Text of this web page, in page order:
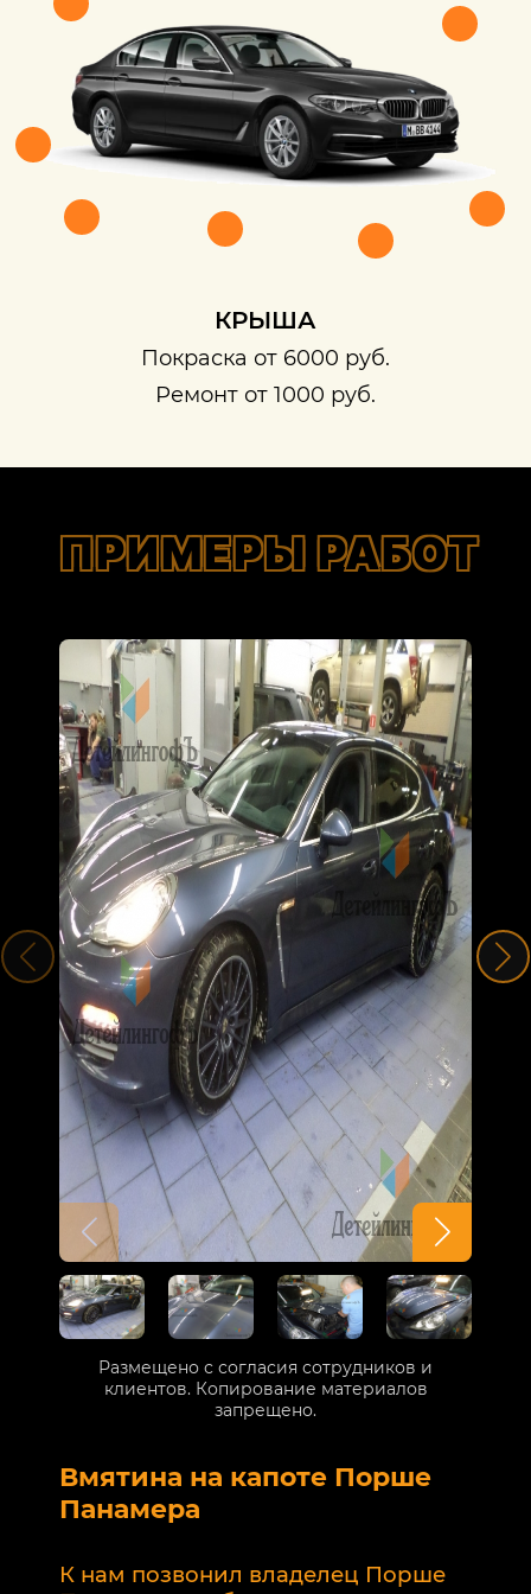
КРЫША
Покраска от 6000 руб.
Ремонт от 1000 руб.
ПРИМЕРЫ РАБОТ
Вмятина на капоте Порше
Панамера
К нам позвонил владелец Порше
Размещено с согласия сотрудников и
клиентов. Копирование материалов
запрещено.